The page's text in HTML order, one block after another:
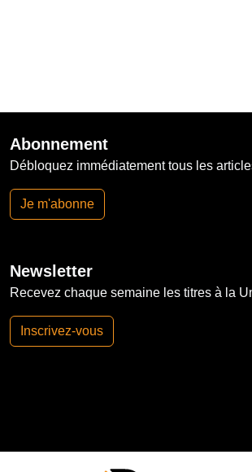
Abonnement
Débloquez immédiatement tous les
Je m'abonne
Newsletter
Recevez chaque semaine les titres à la
Inscrivez-vous